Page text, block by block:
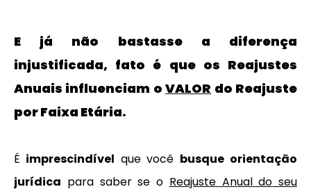
E já não bastasse a diferença
injustificada, fato é que os Reajustes
Anuais influenciam oVALOR do Reajuste
por Faixa Etária.
É imprescindível que você busque orientação
jurídica para saber se o Reajuste Anual do seu